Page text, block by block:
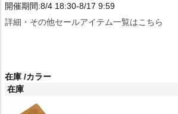
開催期間:8/4 18:30-8/17 9:59
詳細・その他セールアイテム一覧はこちら
在庫 カラー
在庫